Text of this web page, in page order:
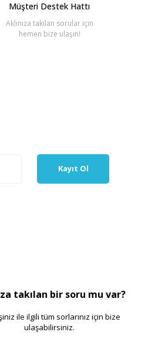
Müşteri Destek Hattı
Aklınıza takılan sorular için
hemen bize ulaşın!
Kayıt Ol
takılan bir soru mu var?
ile ilgili tüm sorlarınız için bize
ulaşabilirsiniz.